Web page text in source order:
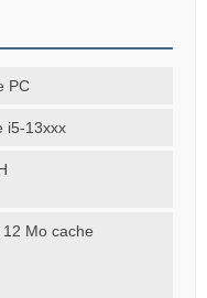
PC
i5-13xxx
Mo cache